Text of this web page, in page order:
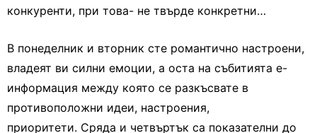
конкуренти, при това- не твърде конкретни…
В понеделник и вторник сте романтично настроени,
владеят ви силни емоции, а оста на събитията е-
информация между която се разкъсвате в
противоположни идеи, настроения,
приоритети. Сряда и четвъртък са показателни до